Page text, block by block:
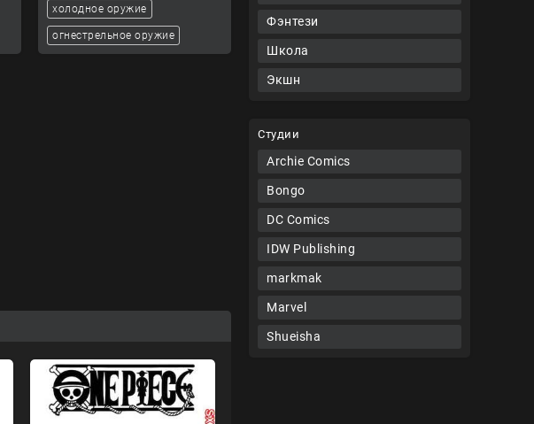
Фэнтези
Школа
Экшн
Студии
Archie Comics
Bongo
DC Comics
IDW Publishing
markmak
Marvel
Shueisha
холодное оружие
огнестрельное оружие